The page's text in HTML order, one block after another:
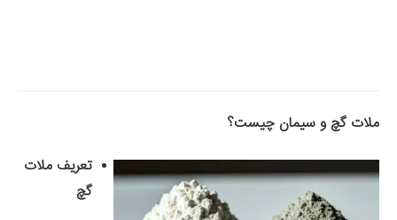
ملات گچ و سیمان چیست؟
تعریف ملات
گچ